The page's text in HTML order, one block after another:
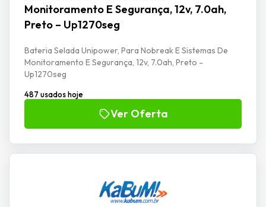
Monitoramento E Segurança, 12v, 7.0ah,
Preto – Up1270seg
Bateria Selada Unipower, Para Nobreak E Sistemas De
Monitoramento E Segurança, 12v, 7.0ah, Preto -
Up1270seg
487 usados hoje
Ver Oferta